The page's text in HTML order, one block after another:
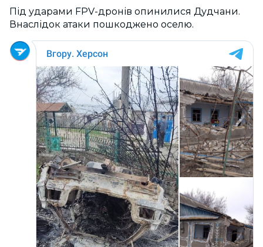
Під ударами FPV-дронів опинилися Дудчани.
Внаслідок атаки пошкоджено оселю.